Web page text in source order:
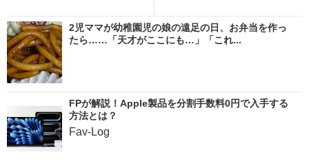
2児ママが幼稚園児の娘の遠足の日、お弁当を作っ
たら……「天才がここにも…」「これ...
FPが解説！Apple製品を分割手数料0円で入手する
方法とは？
Fav-Log